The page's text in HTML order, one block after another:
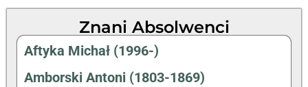
Znani Absolwenci
Aftyka Michał (1996-)
Amborski Antoni (1803-1869)